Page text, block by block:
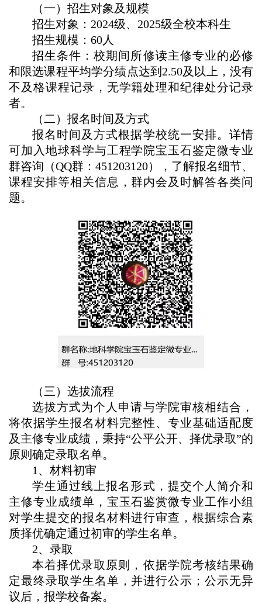
（一）招生对象及规模
招生对象： 2024级、2025级全校本科生
招生规模： 60人
招生条件：校期间所修读主修专业的必修
和限选课程平均学分绩点达到2.50及以上，没有
不及格课程记录，无学籍处理和纪律处分记录
者。
（二）报名时间及方式
报名时间及方式根据学校统一安排。详情
可加入 地球科学与工程学院宝玉石鉴定微专业
群咨询（QQ群： 451203120）
，了解报名细节、
课程安排等相关信息，群内会及时解答各类问
题。
（三）选拔流程
选拔方式为个人申请与学院审核相结合，
将依据学生报名材料完整性、专业基础适配度
及主修专业成绩，秉持“公平公开、择优录取”的
原则确定录取名单。
1、材料初审
学生通过线上报名形式，提交个人简介和
主修专业成绩单，宝玉石鉴赏微专业工作小组
对学生提交的报名材料进行审查，根据综合素
质择优确定通过初审的学生名单。
2、录取
本着择优录取原则，依据学院考核结果确
定最终录取学生名单，并进行公示；公示无异
议后，报学校备案。